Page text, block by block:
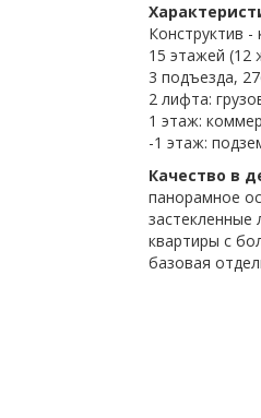
Конструктив -
15 этажей (12
3 подъезда,
2 лифта:
1 этаж:
-1 этаж:
Качество в
панорамное
застекленные
квартиры с
базовая